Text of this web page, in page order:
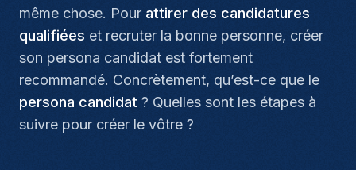
même chose. Pour attirer des candidatures
qualifiées et recruter la bonne personne, créer
son persona candidat est fortement
recommandé. Concrètement, qu’est-ce que le
persona candidat ? Quelles sont les étapes à
suivre pour créer le vôtre ?